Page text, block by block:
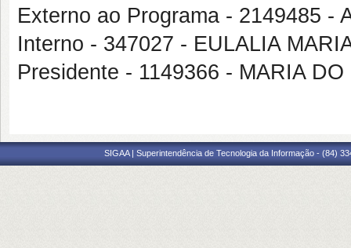
Externo ao Programa - 2149485 -
Interno - 347027 - EULALIA
Presidente - 1149366 - MARIA
SIGAA | Superintendência de Tecnologia da Informação - (84)